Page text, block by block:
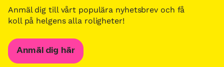
Anmäl dig till vårt populära nyhetsbrev och få
koll på helgens alla roligheter!
Anmäl dig här